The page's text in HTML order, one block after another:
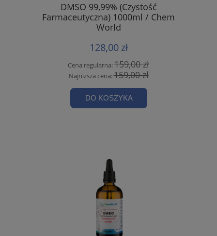
DMSO 99,99% (Czystość
Farmaceutyczna) 1000ml / Chem
World
128,00 zł
Cena regularna:159,00 zł
Najniższa cena:159,00 zł
DO KOSZYKA